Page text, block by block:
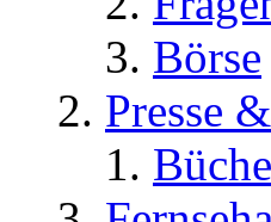
Börse
Presse